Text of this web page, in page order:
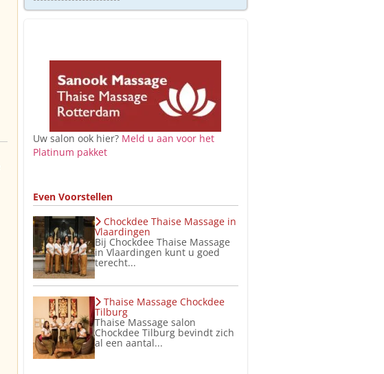
Uw salon ook hier? Meld u aan voor het
Platinum pakket
Even Voorstellen
Chockdee Thaise Massage in
Vlaardingen
Bij Chockdee Thaise Massage
in Vlaardingen kunt u goed
terecht...
Thaise Massage Chockdee
Tilburg
Thaise Massage salon
Chockdee Tilburg bevindt zich
al een aantal...